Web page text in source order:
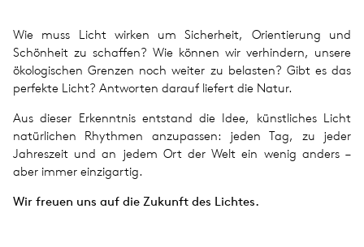
Wie muss Licht wirken um Sicherheit, Orientierung und
Schönheit zu schaffen? Wie können wir verhindern, unsere
ökologischen Grenzen noch weiter zu belasten? Gibt es das
perfekte Licht? Antworten darauf liefert die Natur.
Aus dieser Erkenntnis entstand die Idee, künstliches Licht
natürlichen Rhythmen anzupassen: jeden Tag, zu jeder
Jahreszeit und an jedem Ort der Welt ein wenig anders –
aber immer einzigartig.
Wir freuen uns auf die Zukunft des Lichtes.